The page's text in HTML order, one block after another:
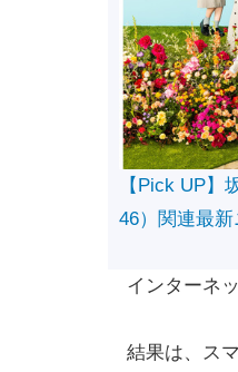
【Pick UP】
46）関連最新
インターネッ
結果は、ス